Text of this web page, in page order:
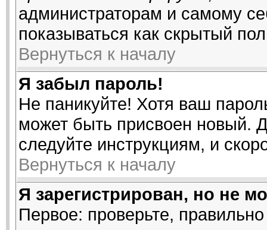
администраторам и самому
показываться как скрытый
Вернуться к началу
Я забыл пароль!
Не паникуйте! Хотя ваш
может быть присвоен новый.
следуйте инструкциям, и
Вернуться к началу
Я зарегистрирован, но не
Первое: проверьте,